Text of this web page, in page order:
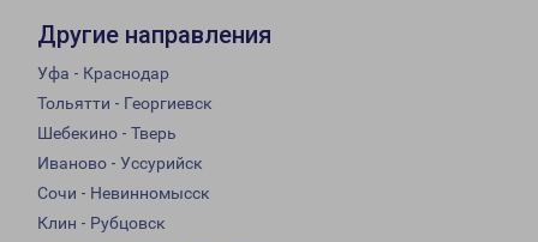
Другие направления
Уфа - Краснодар
Тольятти - Георгиевск
Шебекино - Тверь
Иваново - Уссурийск
Сочи - Невинномысск
Клин - Рубцовск